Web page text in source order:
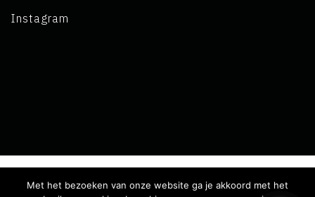
Instagram
Copyright 2019 L.A. de Visser -Algemene voorwaarden-
Met het bezoeken van onze website ga je akkoord met het